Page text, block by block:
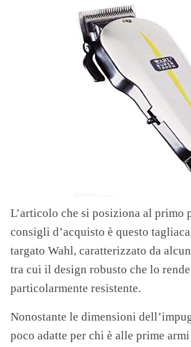
L’articolo che si posiziona al primo
consigli d’acquisto è questo
targato Wahl, caratterizzato da
tra cui il design robusto che lo
particolarmente resistente.
Nonostante le dimensioni
poco adatte per chi è alle prime